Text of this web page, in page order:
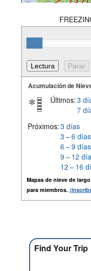
Acumulación de
Últimos:3
7
Próximos:3 días
3 – 6 días
6 – 9 días
9 – 12
12 – 16
Mapas de nieve de
para miembros.
Find Your Trip